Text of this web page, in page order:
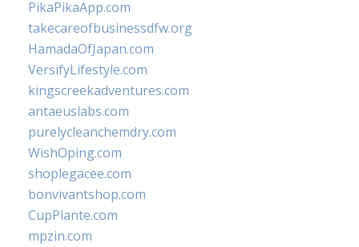
PikaPikaApp.com
takecareofbusinessdfw.org
HamadaOfJapan.com
VersifyLifestyle.com
kingscreekadventures.com
antaeuslabs.com
purelycleanchemdry.com
WishOping.com
shoplegacee.com
bonvivantshop.com
CupPlante.com
mpzin.com